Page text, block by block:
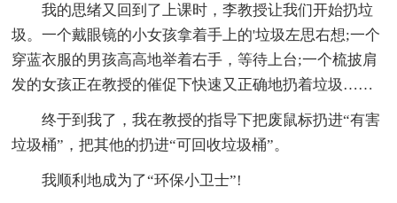
我的思绪又回到了上课时，李教授让我们开始扔垃
圾。一个戴眼镜的小女孩拿着手上的'垃圾左思右想;一个
穿蓝衣服的男孩高高地举着右手，等待上台;一个梳披肩
发的女孩正在教授的催促下快速又正确地扔着垃圾……
终于到我了，我在教授的指导下把废鼠标扔进“有害
垃圾桶”，把其他的扔进“可回收垃圾桶”。
我顺利地成为了“环保小卫士”!